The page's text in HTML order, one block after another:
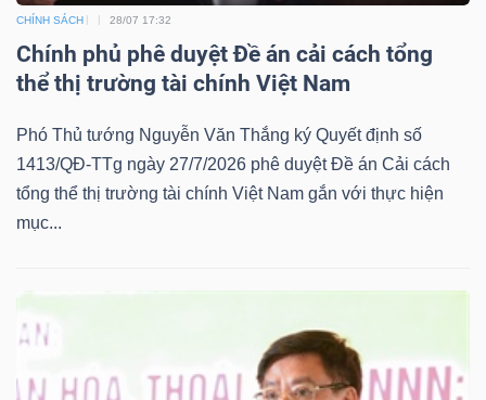
CHÍNH SÁCH 28/07 17:32
Chính phủ phê duyệt Đề án cải cách tổng
thể thị trường tài chính Việt Nam
Phó Thủ tướng Nguyễn Văn Thắng ký Quyết định số
1413/QĐ-TTg ngày 27/7/2026 phê duyệt Đề án Cải cách
tổng thể thị trường tài chính Việt Nam gắn với thực hiện
mục...